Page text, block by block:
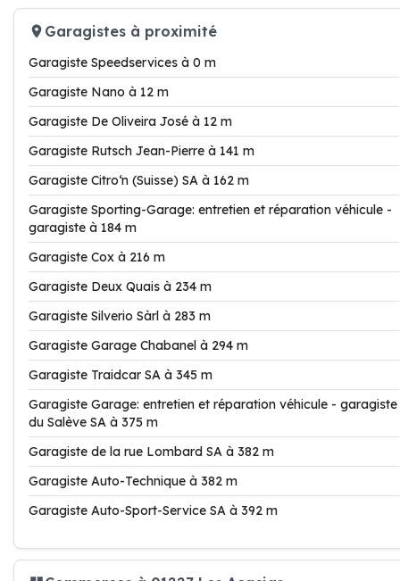
Garagistes à proximité
Garagiste Speedservices à 0 m
Garagiste Nano à 12 m
Garagiste De Oliveira José à 12 m
Garagiste Rutsch Jean-Pierre à 141 m
Garagiste Citro‘n (Suisse) SA à 162 m
Garagiste Sporting-Garage: entretien et réparation véhicule -
garagiste à 184 m
Garagiste Cox à 216 m
Garagiste Deux Quais à 234 m
Garagiste Silverio Sàrl à 283 m
Garagiste Garage Chabanel à 294 m
Garagiste Traidcar SA à 345 m
Garagiste Garage: entretien et réparation véhicule - garagiste
du Salève SA à 375 m
Garagiste de la rue Lombard SA à 382 m
Garagiste Auto-Technique à 382 m
Garagiste Auto-Sport-Service SA à 392 m